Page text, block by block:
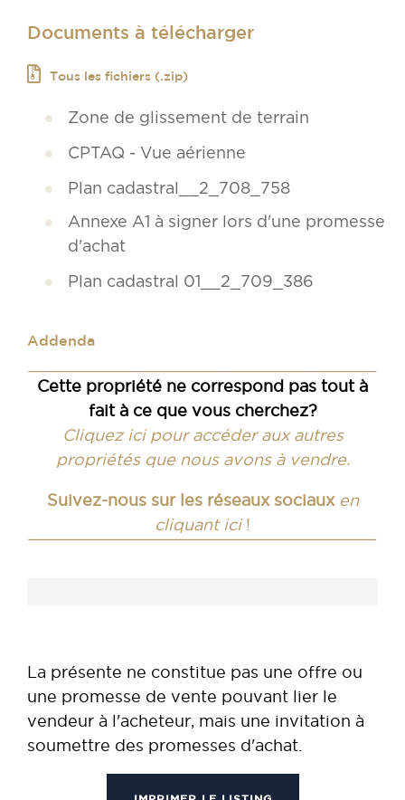
Documents à télécharger
Tous les fichiers (.zip)
Zone de glissement de terrain
CPTAQ - Vue aérienne
Plan cadastral__2_708_758
Annexe A1 à signer lors d'une promesse
d'achat
Plan cadastral 01__2_709_386
Addenda
Cette propriété ne correspond pas tout à
fait à ce que vous cherchez?
Cliquez ici pour accéder aux autres
propriétés que nous avons à vendre.
Suivez-nous sur les réseaux sociaux en
cliquant ici!
La présente ne constitue pas une offre ou
une promesse de vente pouvant lier le
vendeur à l'acheteur, mais une invitation à
soumettre des promesses d'achat.